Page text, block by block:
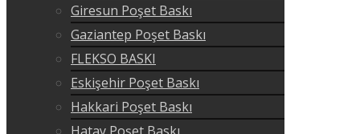
Giresun Poşet Baskı
Gaziantep Poşet Baskı
FLEKSO BASKI
Eskişehir Poşet Baskı
Hakkari Poşet Baskı
Hatay Poşet Baskı